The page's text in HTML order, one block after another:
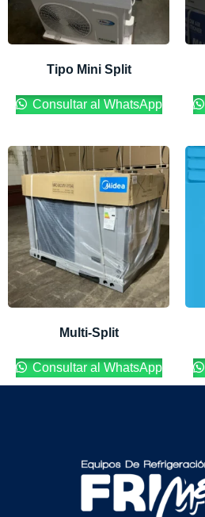
Tipo Mini Split
Consultar al WhatsApp
Multi-Split
Consultar al WhatsApp